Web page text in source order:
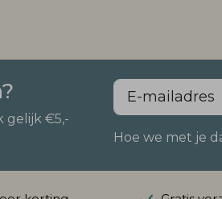
gelijk €5,-
Hoe we met je